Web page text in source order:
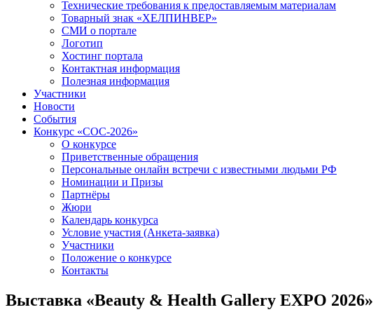
Технические требования к предоставляемым материалам
Товарный знак «ХЕЛПИНВЕР»
СМИ о портале
Логотип
Хостинг портала
Контактная информация
Полезная информация
Участники
Новости
События
Конкурс «СОС-2026»
О конкурсе
Приветственные обращения
Персональные онлайн встречи с известными людьми РФ
Номинации и Призы
Партнёры
Жюри
Календарь конкурса
Условие участия (Анкета-заявка)
Участники
Положение о конкурсе
Контакты
Выставка «Beauty & Health Gallery EXPO 2026»